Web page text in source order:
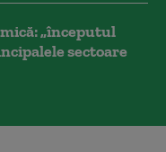
„începutul
sectoare